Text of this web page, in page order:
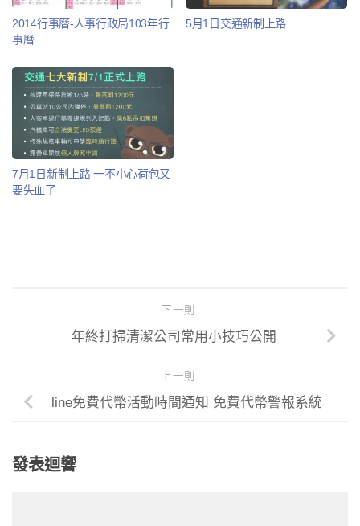
2014行事曆-人事行政局103年行
事曆
5月1日交通新制上路
7月1日新制上路 一不小心荷包又
要失血了
下一則
年終打掃清潔公司常用小技巧公開
上一則
line免費代幣活動時間通知 免費代幣警報系統
發表迴響